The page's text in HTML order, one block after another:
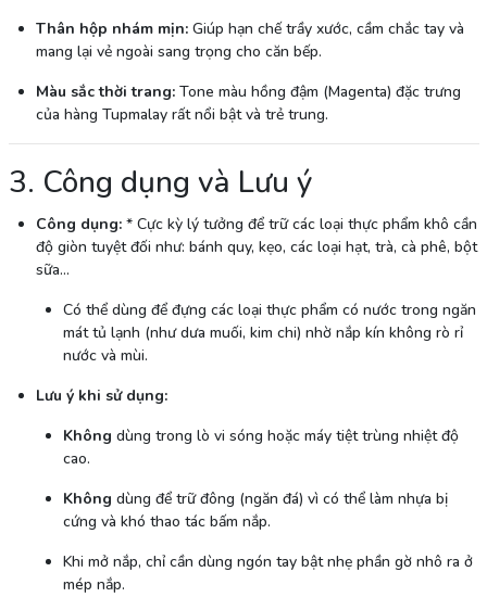
Thân hộp nhám mịn:Giúp hạn chế trầy xước, cầm chắc tay và
mang lại vẻ ngoài sang trọng cho căn bếp.
Màu sắc thời trang:Tone màu hồng đậm (Magenta) đặc trưng
của hàng Tupmalay rất nổi bật và trẻ trung.
3. Công dụng và Lưu ý
Công dụng:* Cực kỳ lý tưởng để trữ các loại thực phẩm khô cần
độ giòn tuyệt đối như: bánh quy, kẹo, các loại hạt, trà, cà phê, bột
sữa...
Có thể dùng để đựng các loại thực phẩm có nước trong ngăn
mát tủ lạnh (như dưa muối, kim chi) nhờ nắp kín không rò rỉ
nước và mùi.
Lưu ý khi sử dụng:
Không dùng trong lò vi sóng hoặc máy tiệt trùng nhiệt độ
cao.
Không dùng để trữ đông (ngăn đá) vì có thể làm nhựa bị
cứng và khó thao tác bấm nắp.
Khi mở nắp, chỉ cần dùng ngón tay bật nhẹ phần gờ nhô ra ở
mép nắp.